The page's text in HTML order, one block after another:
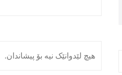
هیچ لێدوانێک نیە بۆ پیشاندان.